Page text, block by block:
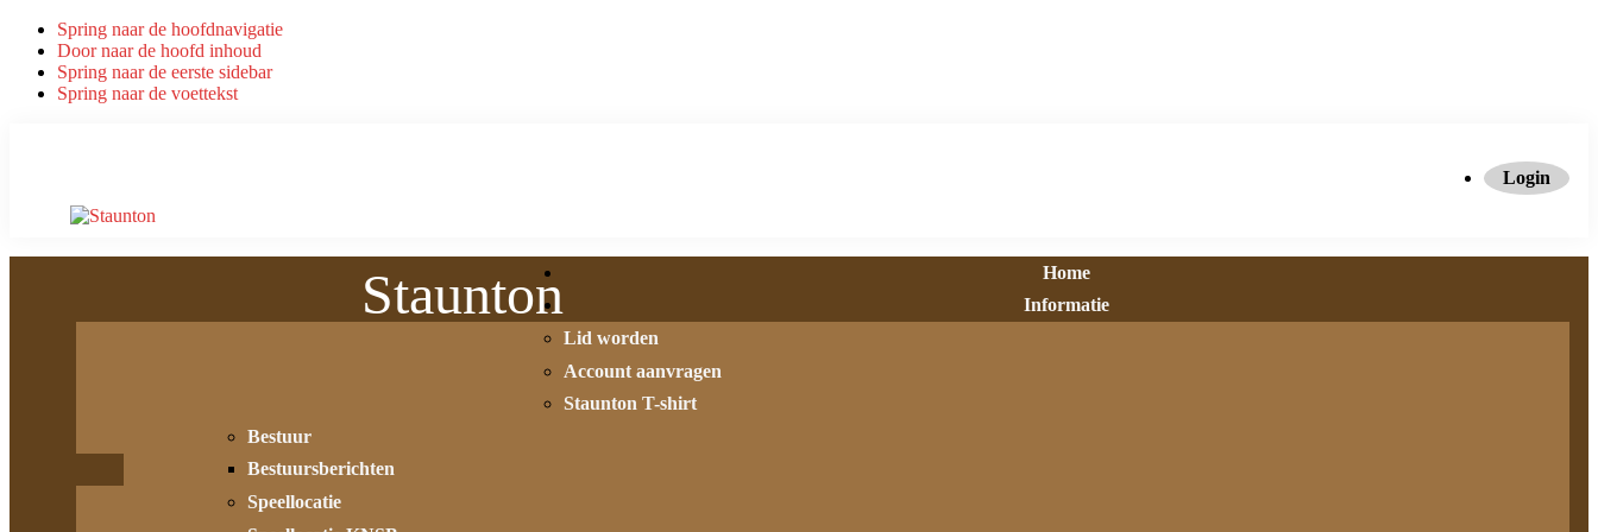
Spring naar de hoofdnavigatie
Door naar de hoofd inhoud
Spring naar de eerste sidebar
Spring naar de voettekst
Login
Staunton
Home
Informatie
Lid worden
Account aanvragen
Staunton T-shirt
Bestuur
Bestuursberichten
Speellocatie